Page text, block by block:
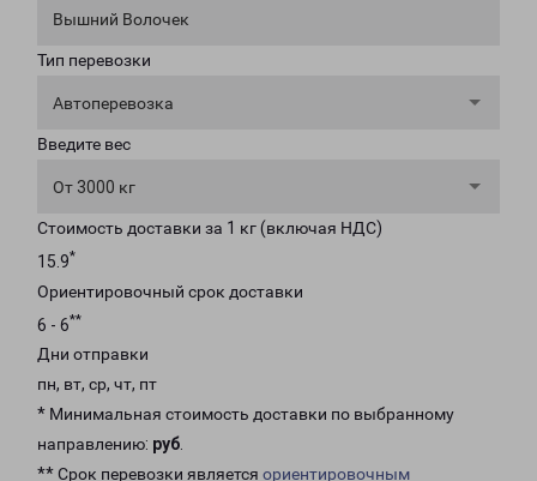
Вышний Волочек
Тип перевозки
Автоперевозка
Введите вес
От 3000 кг
Стоимость доставки за 1 кг (включая НДС)
15.9*
Ориентировочный срок доставки
6 - 6**
Дни отправки
пн, вт, ср, чт, пт
* Минимальная стоимость доставки по выбранному
направлению: руб.
** Срок перевозки является ориентировочным